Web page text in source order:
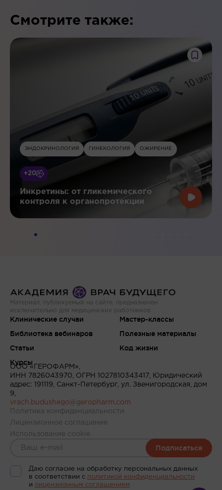
Смотрите также:
ЭНДОКРИНОЛОГИЯ ГИНЕКОЛОГИЯ ОЖИРЕНИЕ
+20
Инкретины: от гликемического
контроля к органопротекции
Материал, публикуемый на сайте, предназначен
исключительно для медицинских работников
Клинические случаи
Библиотека вебинаров
Статьи
Курсы
Мастер-классы
Полезные материалы
Код жизни
ООО «ГЕРОФАРМ»,
ИНН 7826043970, ОГРН 1027810343417, Юридический
адрес: 191119, Санкт-Петербург, ул. Звенигородская, дом
9,
vrach.budushego@geropharm.com
Политика конфиденциальности
Лицензионное соглашение
Использование cookie
Подписаться
Даю согласие на обработку персональных данных
в соответствии c политикой конфиденциальности
и лицензионным соглашением